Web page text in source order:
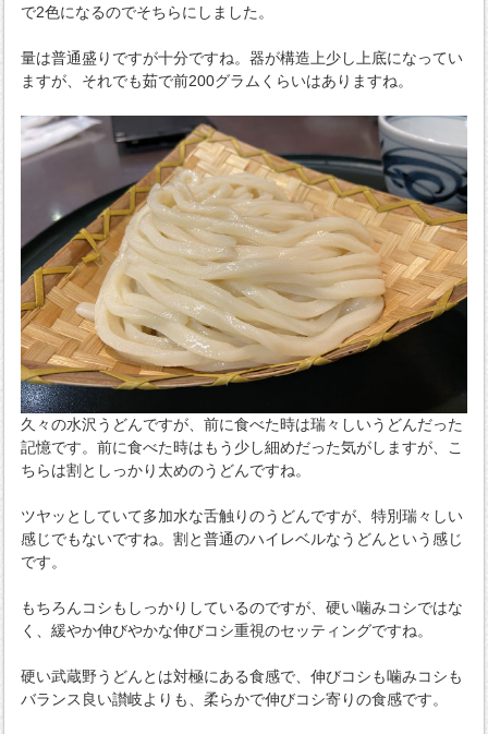
で2色になるのでそちらにしました。
量は普通盛りですが十分ですね。器が構造上少し上底になってい
ますが、それでも茹で前200グラムくらいはありますね。
久々の水沢うどんですが、前に食べた時は瑞々しいうどんだった
記憶です。前に食べた時はもう少し細めだった気がしますが、こ
ちらは割としっかり太めのうどんですね。
ツヤッとしていて多加水な舌触りのうどんですが、特別瑞々しい
感じでもないですね。割と普通のハイレベルなうどんという感じ
です。
もちろんコシもしっかりしているのですが、硬い噛みコシではな
く、緩やか伸びやかな伸びコシ重視のセッティングですね。
硬い武蔵野うどんとは対極にある食感で、伸びコシも噛みコシも
バランス良い讃岐よりも、柔らかで伸びコシ寄りの食感です。